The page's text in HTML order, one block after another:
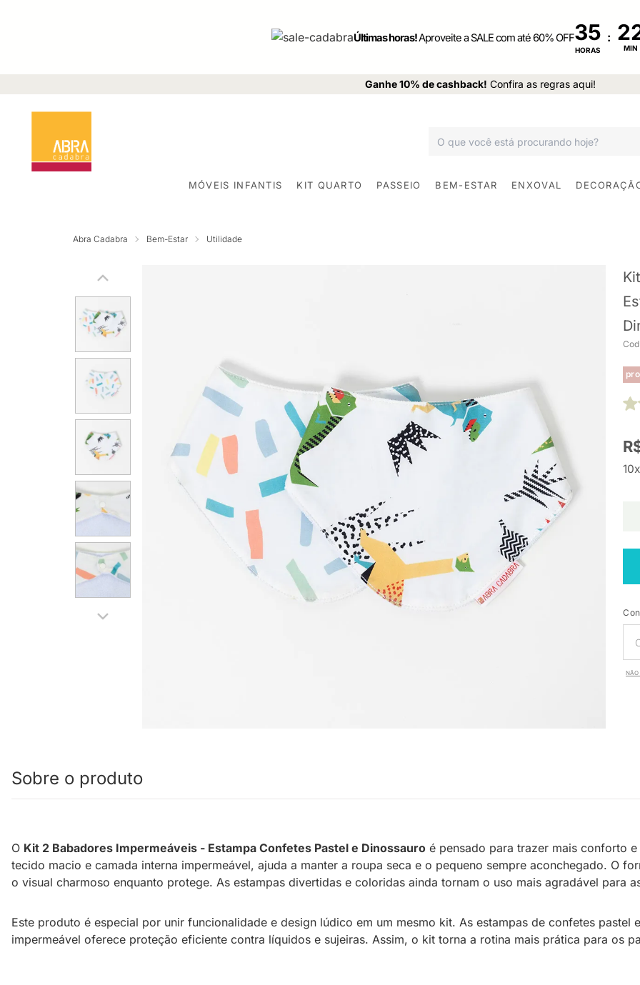
Últimas horas!Aproveite a SALE com até 60% OFF35
HORAS
:
MIN
Ganhe 10% de cashback! Confira as regras aqui!
MÓVEIS INFANTIS KIT QUARTO PASSEIO BEM-ESTAR ENXOVAL
Abra Cadabra Bem-Estar Utilidade
NÃO
Sobre o produto
O Kit 2 Babadores Impermeáveis - Estampa Confetes Pastel e Dinossauro é pensado para trazer mais conforto
tecido macio e camada interna impermeável, ajuda a manter a roupa seca e o pequeno sempre aconchegado. O
o visual charmoso enquanto protege. As estampas divertidas e coloridas ainda tornam o uso mais agradável para
Este produto é especial por unir funcionalidade e design lúdico em um mesmo kit. As estampas de confetes pastel
impermeável oferece proteção eficiente contra líquidos e sujeiras. Assim, o kit torna a rotina mais prática para os